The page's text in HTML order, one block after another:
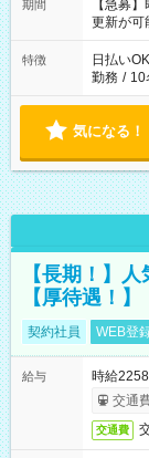
期間
【急募
更新が可
特徴 日払いOK
勤務 / 10
気になる！
【長期！】
【厚待遇！】
契約社員 WEB登
給与
時給
交通
交通費